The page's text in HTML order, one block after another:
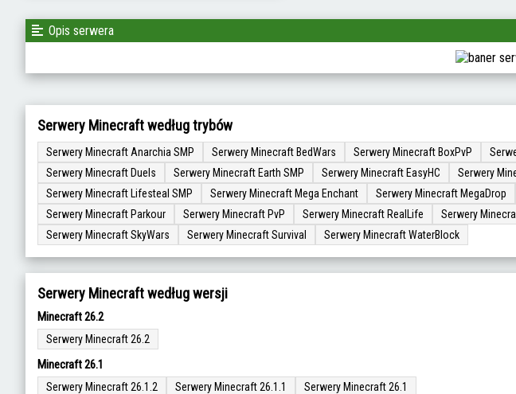
Opis serwera
Serwery Minecraft według trybów
Serwery Minecraft Anarchia SMP Serwery Minecraft BedWars Serwery Minecraft BoxPvP
Serwery Minecraft Duels
Serwery Minecraft Earth SMP Serwery Minecraft EasyHC Serwery
Serwery Minecraft Lifesteal SMP
Serwery Minecraft Mega Enchant Serwery Minecraft MegaDrop
Serwery Minecraft Parkour
Serwery Minecraft PvP Serwery Minecraft RealLife Serwery
Serwery Minecraft SkyWars
Serwery Minecraft Survival Serwery Minecraft WaterBlock
Serwery Minecraft według wersji
Minecraft 26.2
Serwery Minecraft 26.2
Minecraft 26.1
Serwery Minecraft 26.1.2 Serwery Minecraft 26.1.1 Serwery Minecraft 26.1